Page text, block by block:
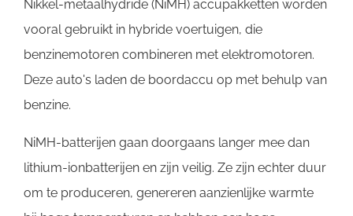
Nikkel-metaalhydride (NiMH) accupakketten worden
vooral gebruikt in hybride voertuigen, die
benzinemotoren combineren met elektromotoren.
Deze auto's laden de boordaccu op met behulp van
benzine.
NiMH-batterijen gaan doorgaans langer mee dan
lithium-ionbatterijen en zijn veilig. Ze zijn echter duur
om te produceren, genereren aanzienlijke warmte